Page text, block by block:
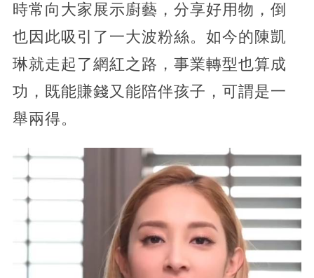
時常向大家展示廚藝，分享好用物，倒
也因此吸引了一大波粉絲。如今的陳凱
琳就走起了網紅之路，事業轉型也算成
功，既能賺錢又能陪伴孩子，可謂是一
舉兩得。